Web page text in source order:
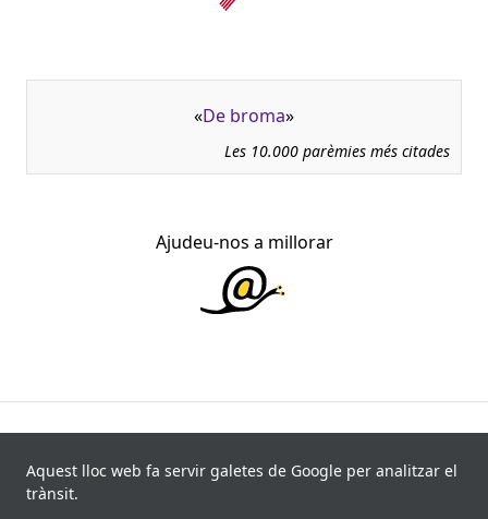
«De broma»
Les 10.000 parèmies més citades
Ajudeu-nos a millorar
recollides de 840 fonts i 8.113 informants. Última
Aquest lloc web fa servir galetes de Google per analitzar el
trànsit.